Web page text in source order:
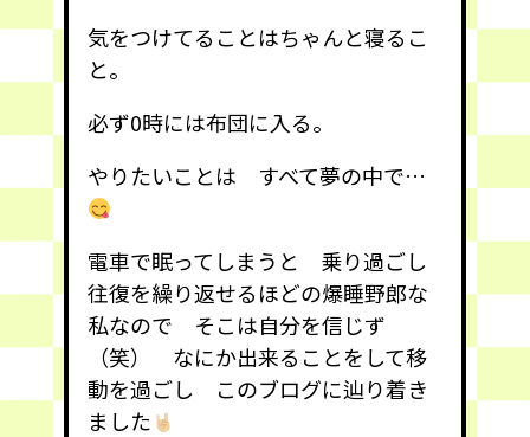
気をつけてることはちゃんと寝るこ
と。
必ず0時には布団に入る。
やりたいことは すべて夢の中で…
電車で眠ってしまうと 乗り過ごし
往復を繰り返せるほどの爆睡野郎な
私なので そこは自分を信じず
（笑） なにか出来ることをして移
動を過ごし このブログに辿り着き
ました